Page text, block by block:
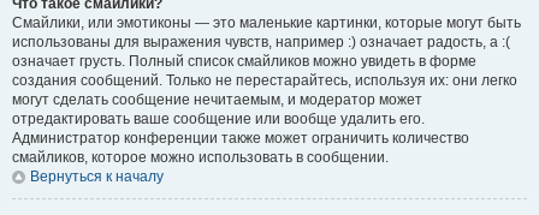
Что такое смайлики?
Смайлики, или эмотиконы — это маленькие картинки, которые могут быть
использованы для выражения чувств, например :) означает радость, а :(
означает грусть. Полный список смайликов можно увидеть в форме
создания сообщений. Только не перестарайтесь, используя их: они легко
могут сделать сообщение нечитаемым, и модератор может
отредактировать ваше сообщение или вообще удалить его.
Администратор конференции также может ограничить количество
смайликов, которое можно использовать в сообщении.
Вернуться к началу